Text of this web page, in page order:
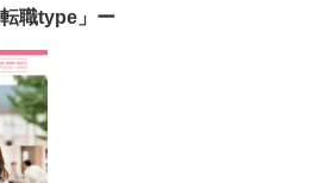
職type」 ー